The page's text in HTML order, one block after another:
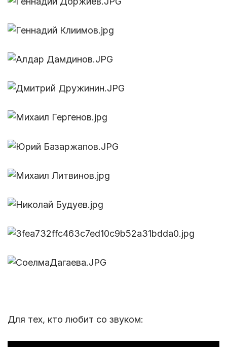
Для тех, кто любит со звуком: